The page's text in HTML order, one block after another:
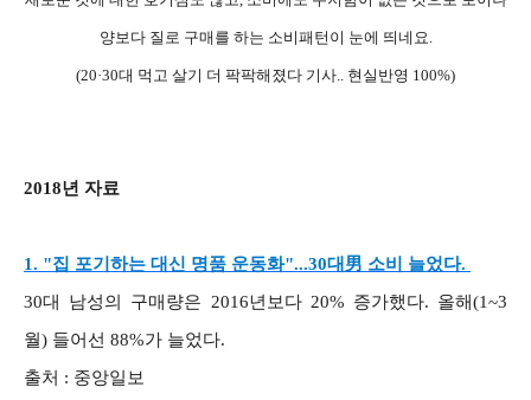
양보다 질로 구매를 하는 소비패턴이 눈에 띄네요.
(20·30대 먹고 살기 더 팍팍해졌다 기사.. 현실반영 100%)
2018년 자료
1. "집 포기하는 대신 명품 운동화"...30대男 소비 늘었다.
30대 남성의 구매량은 2016년보다 20% 증가했다. 올해(1~3
월) 들어선 88%가 늘었다.
출처 : 중앙일보